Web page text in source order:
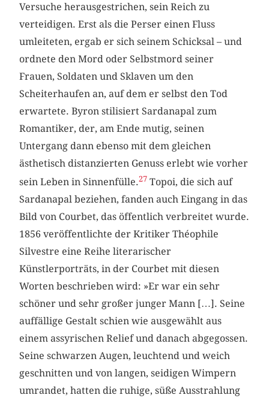
Versuche herausgestrichen, sein Reich zu
verteidigen. Erst als die Perser einen Fluss
umleiteten, ergab er sich seinem Schicksal – und
ordnete den Mord oder Selbstmord seiner
Frauen, Soldaten und Sklaven um den
Scheiterhaufen an, auf dem er selbst den Tod
erwartete. Byron stilisiert Sardanapal zum
Romantiker, der, am Ende mutig, seinen
Untergang dann ebenso mit dem gleichen
ästhetisch distanzierten Genuss erlebt wie vorher
sein Leben in Sinnenfülle.27 Topoi, die sich auf
Sardanapal beziehen, fanden auch Eingang in das
Bild von Courbet, das öffentlich verbreitet wurde.
1856 veröffentlichte der Kritiker Théophile
Silvestre eine Reihe literarischer
Künstlerporträts, in der Courbet mit diesen
Worten beschrieben wird: »Er war ein sehr
schöner und sehr großer junger Mann […]. Seine
auffällige Gestalt schien wie ausgewählt aus
einem assyrischen Relief und danach abgegossen.
Seine schwarzen Augen, leuchtend und weich
geschnitten und von langen, seidigen Wimpern
umrandet, hatten die ruhige, süße Ausstrahlung